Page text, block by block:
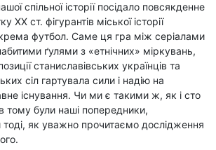
спільної історії посідало повсякденне
ХХ ст. фігурантів міської історії
футбол. Саме ця гра між серіалами
ґулями з «етнічних» міркувань,
станиславівських українців та
сіл гартувала сили і надію на
існування. Чи ми є такими ж, як і сто
тому були наші попередники,
тоді, як уважно прочитаємо дослідження